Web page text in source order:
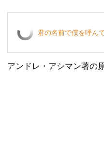
君の名前で僕を呼ん
アンドレ・アシマン著の